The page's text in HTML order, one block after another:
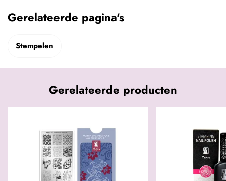
Gerelateerde pagina's
Stempelen
Gerelateerde producten